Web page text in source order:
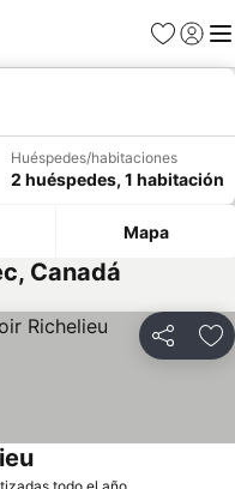
Favoritos
Iniciar
Huéspedes/habitaciones
2 huéspedes, 1 habitación
Mapa
Canadá
Compartir
todo el año